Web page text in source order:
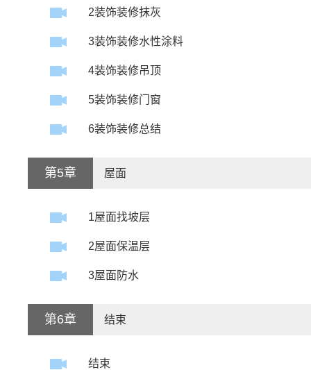
2装饰装修抹灰
3装饰装修水性涂料
4装饰装修吊顶
5装饰装修门窗
6装饰装修总结
第5章 屋面
1屋面找坡层
2屋面保温层
3屋面防水
第6章 结束
结束